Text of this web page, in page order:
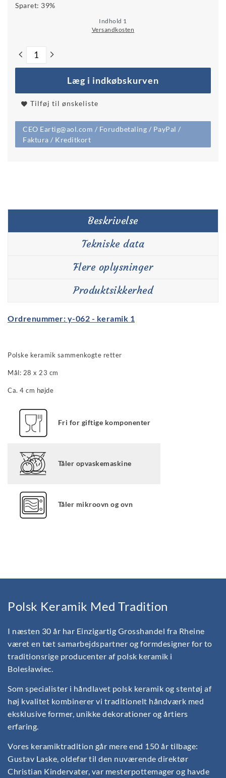
Sparet: 39%
Indhold 1
Versandkosten
Læg i indkøbskurven
Tilføj til ønskeliste
CEO Eartig@aol.com / Forudbetaling / PayPal /
Faktura / Kreditkort
Beskrivelse
Tekniske data
Flere oplysninger
Produktsikkerhed
Ordrenummer: y-062 - keramik 1
Polske keramik sammenkogte retter
Mål: 28 x 23 cm
Ca. 4 cm højde
Fri for giftige komponenter
Tåler opvaskemaskine
Tåler mikroovn og ovn
Polsk Keramik Med Tradition
I næsten 30 år har Einzigartig Grosshandel fra Rheine
været en tæt samarbejdspartner og formdesigner for to
traditionsrige producenter af polsk keramik i
Bolesławiec.
Som specialister i håndlavet polsk keramik og stentøj af
høj kvalitet kombinerer vi traditionelt håndværk med
eksklusive former, unikke dekorationer og årtiers
erfaring.
Vores keramiktradition går mere end 150 år tilbage:
Gustav Laske, oldefar til den nuværende direktør
Christian Kindervater, var mesterpottemager og havde